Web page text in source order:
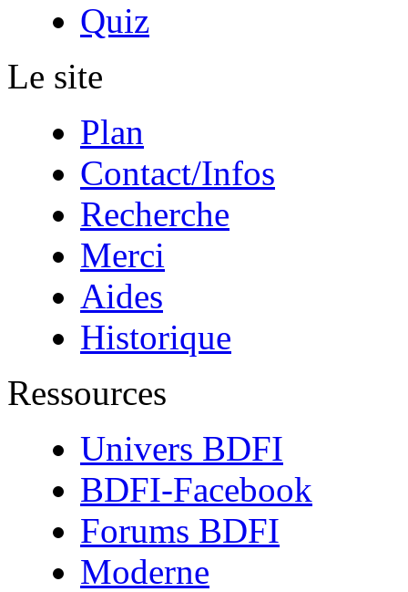
Quiz
Le site
Plan
Contact/Infos
Recherche
Merci
Aides
Historique
Ressources
Univers BDFI
BDFI-Facebook
Forums BDFI
Moderne